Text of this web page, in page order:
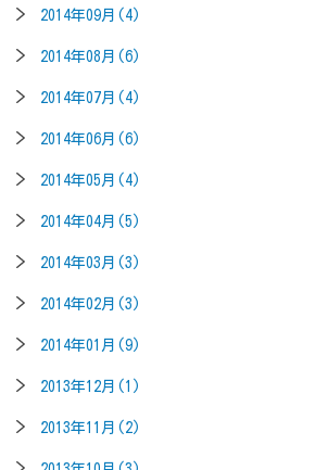
2014年09月(4)
2014年08月(6)
2014年07月(4)
2014年06月(6)
2014年05月(4)
2014年04月(5)
2014年03月(3)
2014年02月(3)
2014年01月(9)
2013年12月(1)
2013年11月(2)